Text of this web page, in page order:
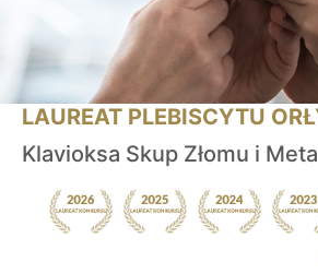
LAUREAT PLEBISCYTU
Klavioksa Skup Złomu i